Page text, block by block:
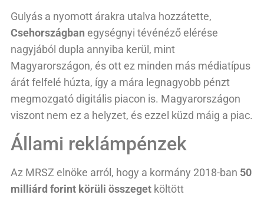
Gulyás a nyomott árakra utalva hozzátette,
Csehországban egységnyi tévénéző elérése
nagyjából dupla annyiba kerül, mint
Magyarországon, és ott ez minden más médiatípus
árát felfelé húzta, így a mára legnagyobb pénzt
megmozgató digitális piacon is. Magyarországon
viszont nem ez a helyzet, és ezzel küzd máig a piac.
Állami reklámpénzek
Az MRSZ elnöke arról, hogy a kormány 2018-ban 50
milliárd forint körüli összeget költött